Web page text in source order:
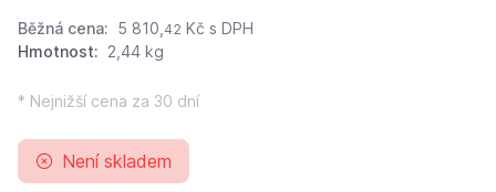
Běžná cena: 5 810, 42 Kč s DPH
Hmotnost: 2,44 kg
* Nejnižší cena za 30 dní
Není skladem